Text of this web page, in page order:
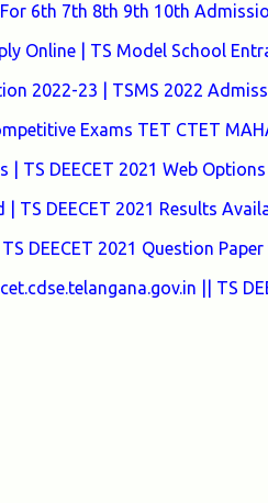
6th 7th 8th 9th 10th
Online | TS Model School
2022-23 | TSMS 2022
Exams TET CTET
TS DEECET 2021 Web
| TS DEECET 2021 Results
DEECET 2021 Question
|| TS